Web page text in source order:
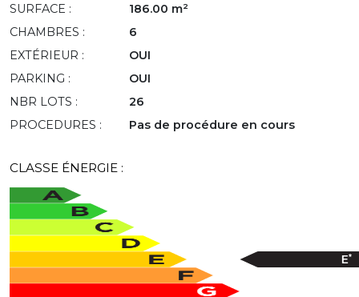
SURFACE :
186.00 m²
CHAMBRES :
6
EXTÉRIEUR :
OUI
PARKING :
OUI
NBR LOTS :
26
PROCEDURES :
Pas de procédure en cours
CLASSE ÉNERGIE :
E*